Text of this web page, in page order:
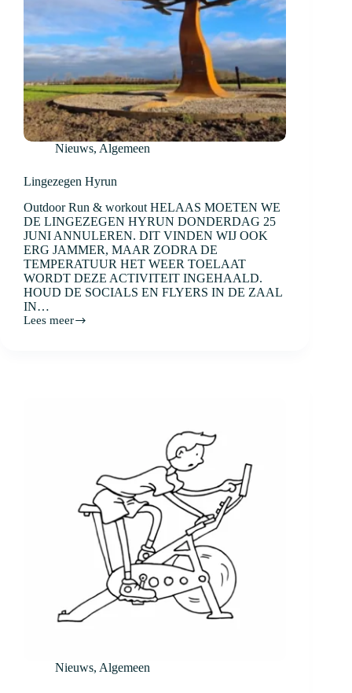
Nieuws, Algemeen
Lingezegen Hyrun
Outdoor Run & workout HELAAS MOETEN WE
DE LINGEZEGEN HYRUN DONDERDAG 25
JUNI ANNULEREN. DIT VINDEN WIJ OOK
ERG JAMMER, MAAR ZODRA DE
TEMPERATUUR HET WEER TOELAAT
WORDT DEZE ACTIVITEIT INGEHAALD.
HOUD DE SOCIALS EN FLYERS IN DE ZAAL
IN…
Lees meer
Lingezegen
Nieuws, Algemeen